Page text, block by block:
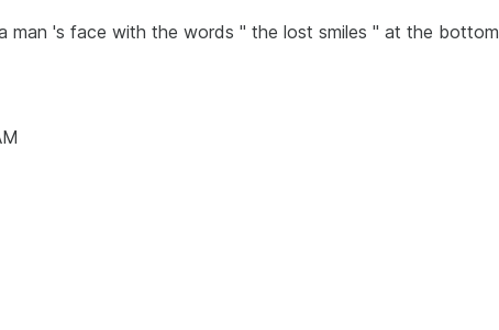
man 's face with the words " the lost smiles " at the bottom